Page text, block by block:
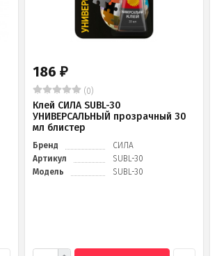
186 ₽
(0)
Клей СИЛА SUBL-30
УНИВЕРСАЛЬНЫЙ прозрачный 30
мл блистер
Бренд
СИЛА
Артикул
SUBL-30
Модель
SUBL-30